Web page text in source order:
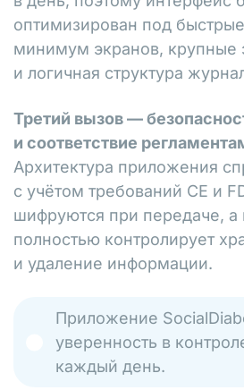
оптимизирован под
минимум экранов, крупные
и логичная структура
Третий вызов —
и соответствие
Архитектура приложения
с учётом требований CE и
шифруются при передаче, а
полностью контролирует
и удаление информации.
Приложение
уверенность в
каждый день.